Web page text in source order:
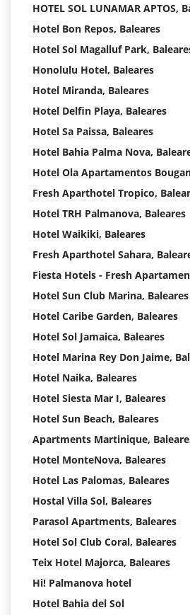
HOTEL SOL LUNAMAR APTOS,
Hotel Bon Repos, Baleares
Hotel Sol Magalluf Park,
Honolulu Hotel, Baleares
Hotel Miranda, Baleares
Hotel Delfin Playa, Baleares
Hotel Sa Paissa, Baleares
Hotel Bahia Palma Nova,
Hotel Ola Apartamentos
Fresh Aparthotel Tropico,
Hotel TRH Palmanova, Baleares
Hotel Waikiki, Baleares
Fresh Aparthotel Sahara,
Hotel Sun Club Marina, Baleares
Hotel Caribe Garden, Baleares
Hotel Sol Jamaica, Baleares
Hotel Marina Rey Don Jaime,
Hotel Naika, Baleares
Hotel Siesta Mar I, Baleares
Hotel Sun Beach, Baleares
Apartments Martinique,
Hotel MonteNova, Baleares
Hotel Las Palomas, Baleares
Hostal Villa Sol, Baleares
Parasol Apartments, Baleares
Hotel Sol Club Coral, Baleares
Teix Hotel Majorca, Baleares
Hi! Palmanova hotel
Hotel Bahia del Sol